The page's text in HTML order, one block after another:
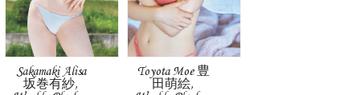
Sakamaki Alisa
坂巻有紗,
Toyota Moe 豊
田萌絵,